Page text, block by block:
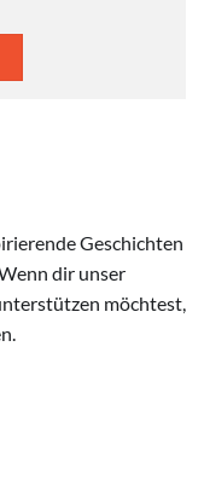
Geschichten
dir unser
möchtest,